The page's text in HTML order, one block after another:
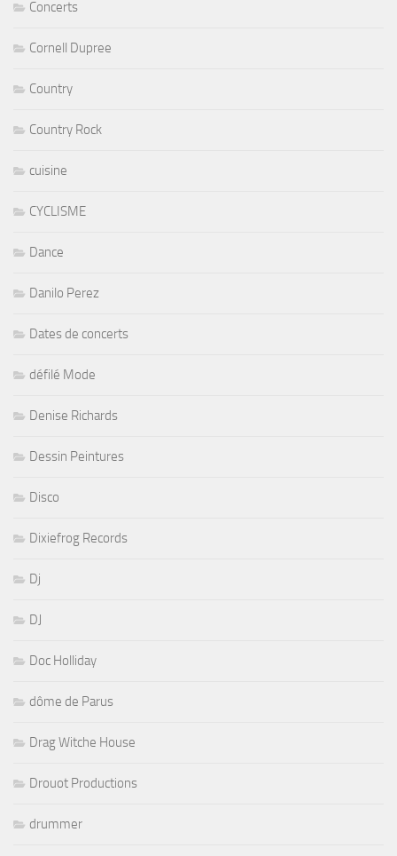
Concerts
Cornell Dupree
Country
Country Rock
cuisine
CYCLISME
Dance
Danilo Perez
Dates de concerts
défilé Mode
Denise Richards
Dessin Peintures
Disco
Dixiefrog Records
Dj
DJ
Doc Holliday
dôme de Parus
Drag Witche House
Drouot Productions
drummer